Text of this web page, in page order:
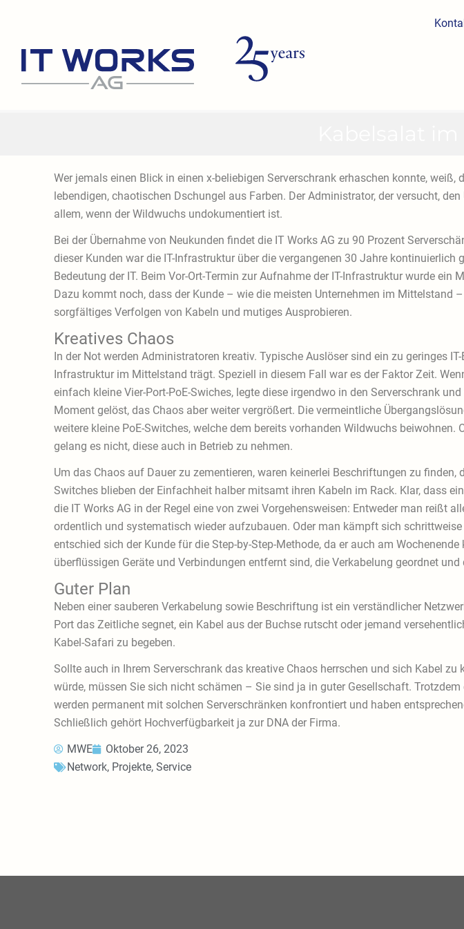
Wer jemals einen Blick in einen x-beliebigen Serverschrank erhaschen konnte,
lebendigen, chaotischen Dschungel aus Farben. Der Administrator, der versucht,
allem, wenn der Wildwuchs undokumentiert ist.
Bei der Übernahme von Neukunden findet die IT Works AG zu 90 Prozent
dieser Kunden war die IT-Infrastruktur über die vergangenen 30 Jahre
Bedeutung der IT. Beim Vor-Ort-Termin zur Aufnahme der IT-Infrastruktur wurde
Dazu kommt noch, dass der Kunde – wie die meisten Unternehmen im Mittelstand
sorgfältiges Verfolgen von Kabeln und mutiges Ausprobieren.
Kreatives Chaos
In der Not werden Administratoren kreativ. Typische Auslöser sind ein zu geringes
Infrastruktur im Mittelstand trägt. Speziell in diesem Fall war es der Faktor Zeit.
einfach kleine Vier-Port-PoE-Swiches, legte diese irgendwo in den Serverschrank
Moment gelöst, das Chaos aber weiter vergrößert. Die vermeintliche
weitere kleine PoE-Switches, welche dem bereits vorhanden Wildwuchs
gelang es nicht, diese auch in Betrieb zu nehmen.
Um das Chaos auf Dauer zu zementieren, waren keinerlei Beschriftungen zu
Switches blieben der Einfachheit halber mitsamt ihren Kabeln im Rack. Klar, dass
die IT Works AG in der Regel eine von zwei Vorgehensweisen: Entweder man reißt
ordentlich und systematisch wieder aufzubauen. Oder man kämpft sich
entschied sich der Kunde für die Step-by-Step-Methode, da er auch am
überflüssigen Geräte und Verbindungen entfernt sind, die Verkabelung geordnet
Guter Plan
Neben einer sauberen Verkabelung sowie Beschriftung ist ein verständlicher
Port das Zeitliche segnet, ein Kabel aus der Buchse rutscht oder jemand
Kabel-Safari zu begeben.
Sollte auch in Ihrem Serverschrank das kreative Chaos herrschen und sich Kabel
würde, müssen Sie sich nicht schämen – Sie sind ja in guter Gesellschaft.
werden permanent mit solchen Serverschränken konfrontiert und haben
Schließlich gehört Hochverfügbarkeit ja zur DNA der Firma.
MWE
Oktober 26, 2023
Network, Projekte,Service